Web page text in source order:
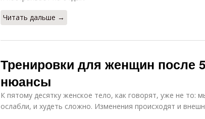
Читать дальше →
Тренировки для женщин после
нюансы
К пятому десятку женское тело, как говорят, уже не то:
ослабли, и худеть сложно. Изменения происходят и